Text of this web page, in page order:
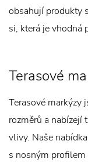
obsahují produkty
si, která je vhodná
Terasové
Terasové markýzy
rozměrů a
vlivy. Naše
s nosným profilem